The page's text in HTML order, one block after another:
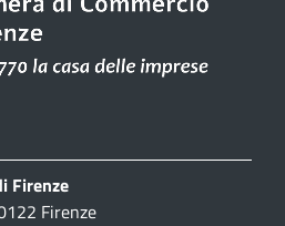
Firenze
Firenze